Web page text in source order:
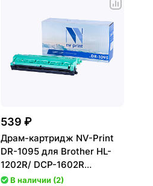
539 ₽
Драм-картридж NV-Print
DR-1095 для Brother HL-
1202R/ DCP-1602R
(10000стр.)
В наличии (2)